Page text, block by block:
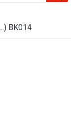
BK014